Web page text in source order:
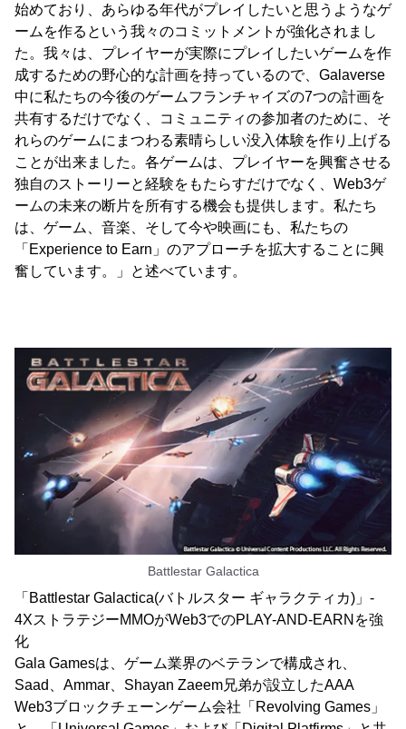
始めており、あらゆる年代がプレイしたいと思うようなゲ
ームを作るという我々のコミットメントが強化されまし
た。我々は、プレイヤーが実際にプレイしたいゲームを作
成するための野心的な計画を持っているので、Galaverse
中に私たちの今後のゲームフランチャイズの7つの計画を
共有するだけでなく、コミュニティの参加者のために、そ
れらのゲームにまつわる素晴らしい没入体験を作り上げる
ことが出来ました。各ゲームは、プレイヤーを興奮させる
独自のストーリーと経験をもたらすだけでなく、Web3ゲ
ームの未来の断片を所有する機会も提供します。私たち
は、ゲーム、音楽、そして今や映画にも、私たちの
「Experience to Earn」のアプローチを拡大することに興
奮しています。」と述べています。
Battlestar Galactica
「Battlestar Galactica(バトルスター ギャラクティカ)」-
4XストラテジーMMOがWeb3でのPLAY-AND-EARNを強
化
Gala Gamesは、ゲーム業界のベテランで構成され、
Saad、Ammar、Shayan Zaeem兄弟が設立したAAA
Web3ブロックチェーンゲーム会社「Revolving Games」